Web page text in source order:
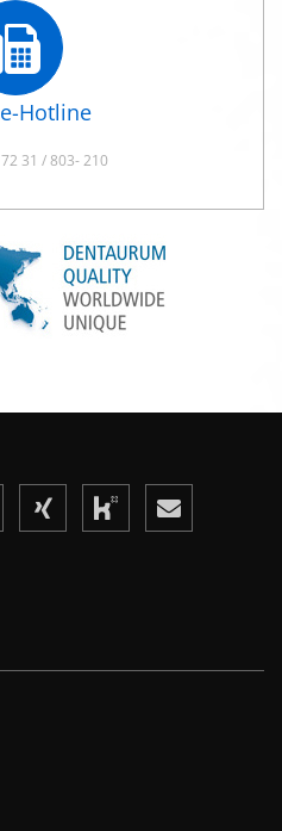
Hotline
31 / 803- 210